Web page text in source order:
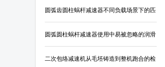
圆弧齿圆柱蜗杆减速器不同负载场景下的匹
圆弧圆柱蜗杆减速器使用中易被忽略的润滑
二次包络减速机从毛坯铸造到整机跑合的检